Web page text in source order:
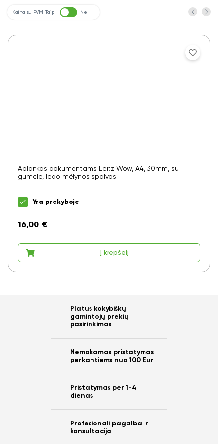
Kaina su PVM Taip Ne
Aplankas dokumentams Leitz Wow, A4, 30mm, su
gumele, ledo mėlynos spalvos
Yra prekyboje
16,00 €
Į krepšelį
Platus kokybiškų
gamintojų prekių
pasirinkimas
Nemokamas pristatymas
perkantiems nuo 100 Eur
Pristatymas per 1-4
dienas
Profesionali pagalba ir
konsultacija